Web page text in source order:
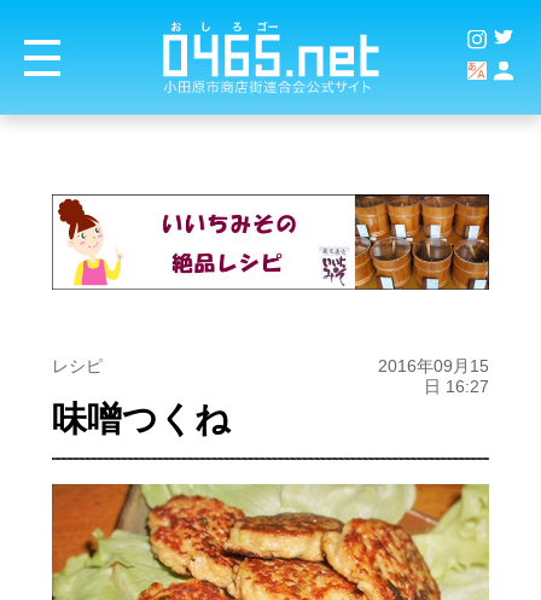
商店街
レシピ
2016年09月15
日 16:27
味噌つくね